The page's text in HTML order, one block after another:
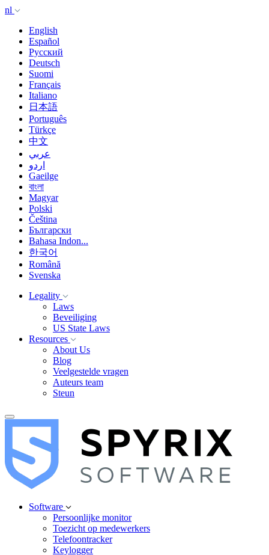
nl
English
Español
Русский
Deutsch
Suomi
Français
Italiano
日本語
Português
Türkçe
中文
عربي
اردو
Gaeilge
বাংলা
Magyar
Polski
Čeština
Български
Bahasa Indon...
한국어
Română
Svenska
Legality
Laws
Beveiliging
US State Laws
Resources
About Us
Blog
Veelgestelde vragen
Auteurs team
Steun
Software
Persoonlijke monitor
Toezicht op medewerkers
Telefoontracker
Keylogger